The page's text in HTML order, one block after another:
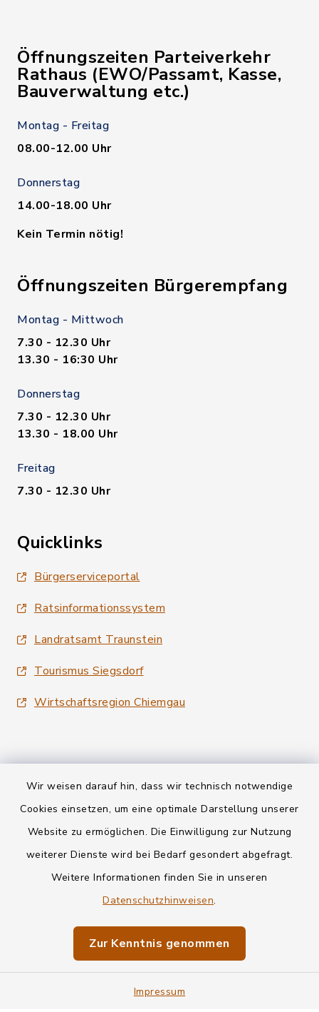
Wir weisen darauf hin, dass wir technisch notwendige
Cookies einsetzen, um eine optimale Darstellung unserer
Website zu ermöglichen. Die Einwilligung zur Nutzung
weiterer Dienste wird bei Bedarf gesondert abgefragt.
Weitere Informationen finden Sie in unseren
Datenschutzhinweisen.
Zur Kenntnis genommen
Impressum
Öffnungszeiten Parteiverkehr
Rathaus (EWO/Passamt, Kasse,
Bauverwaltung etc.)
Montag - Freitag
08.00-12.00 Uhr
Donnerstag
14.00-18.00 Uhr
Kein Termin nötig!
Öffnungszeiten Bürgerempfang
Montag - Mittwoch
7.30 - 12.30 Uhr
13.30 - 16:30 Uhr
Donnerstag
7.30 - 12.30 Uhr
13.30 - 18.00 Uhr
Freitag
7.30 - 12.30 Uhr
Quicklinks
Bürgerserviceportal
Ratsinformationssystem
Landratsamt Traunstein
Tourismus Siegsdorf
Wirtschaftsregion Chiemgau
Kontakt
Informationspflichten
Impressum
Sitemap